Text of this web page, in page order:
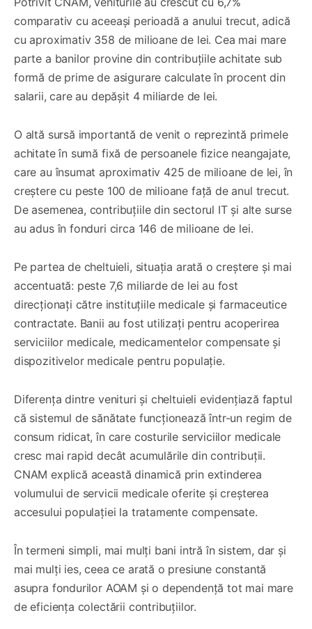
comparativ cu aceeași perioadă a anului trecut, adică
cu aproximativ 358 de milioane de lei. Cea mai mare
parte a banilor provine din contribuțiile achitate sub
formă de prime de asigurare calculate în procent din
salarii, care au depășit 4 miliarde de lei.
O altă sursă importantă de venit o reprezintă primele
achitate în sumă fixă de persoanele fizice neangajate,
care au însumat aproximativ 425 de milioane de lei, în
creștere cu peste 100 de milioane față de anul trecut.
De asemenea, contribuțiile din sectorul IT și alte surse
au adus în fonduri circa 146 de milioane de lei.
Pe partea de cheltuieli, situația arată o creștere și mai
accentuată: peste 7,6 miliarde de lei au fost
direcționați către instituțiile medicale și farmaceutice
contractate. Banii au fost utilizați pentru acoperirea
serviciilor medicale, medicamentelor compensate și
dispozitivelor medicale pentru populație.
Diferența dintre venituri și cheltuieli evidențiază faptul
că sistemul de sănătate funcționează într-un regim de
consum ridicat, în care costurile serviciilor medicale
cresc mai rapid decât acumulările din contribuții.
CNAM explică această dinamică prin extinderea
volumului de servicii medicale oferite și creșterea
accesului populației la tratamente compensate.
În termeni simpli, mai mulți bani intră în sistem, dar și
mai mulți ies, ceea ce arată o presiune constantă
asupra fondurilor AOAM și o dependență tot mai mare
de eficiența colectării contribuțiilor.